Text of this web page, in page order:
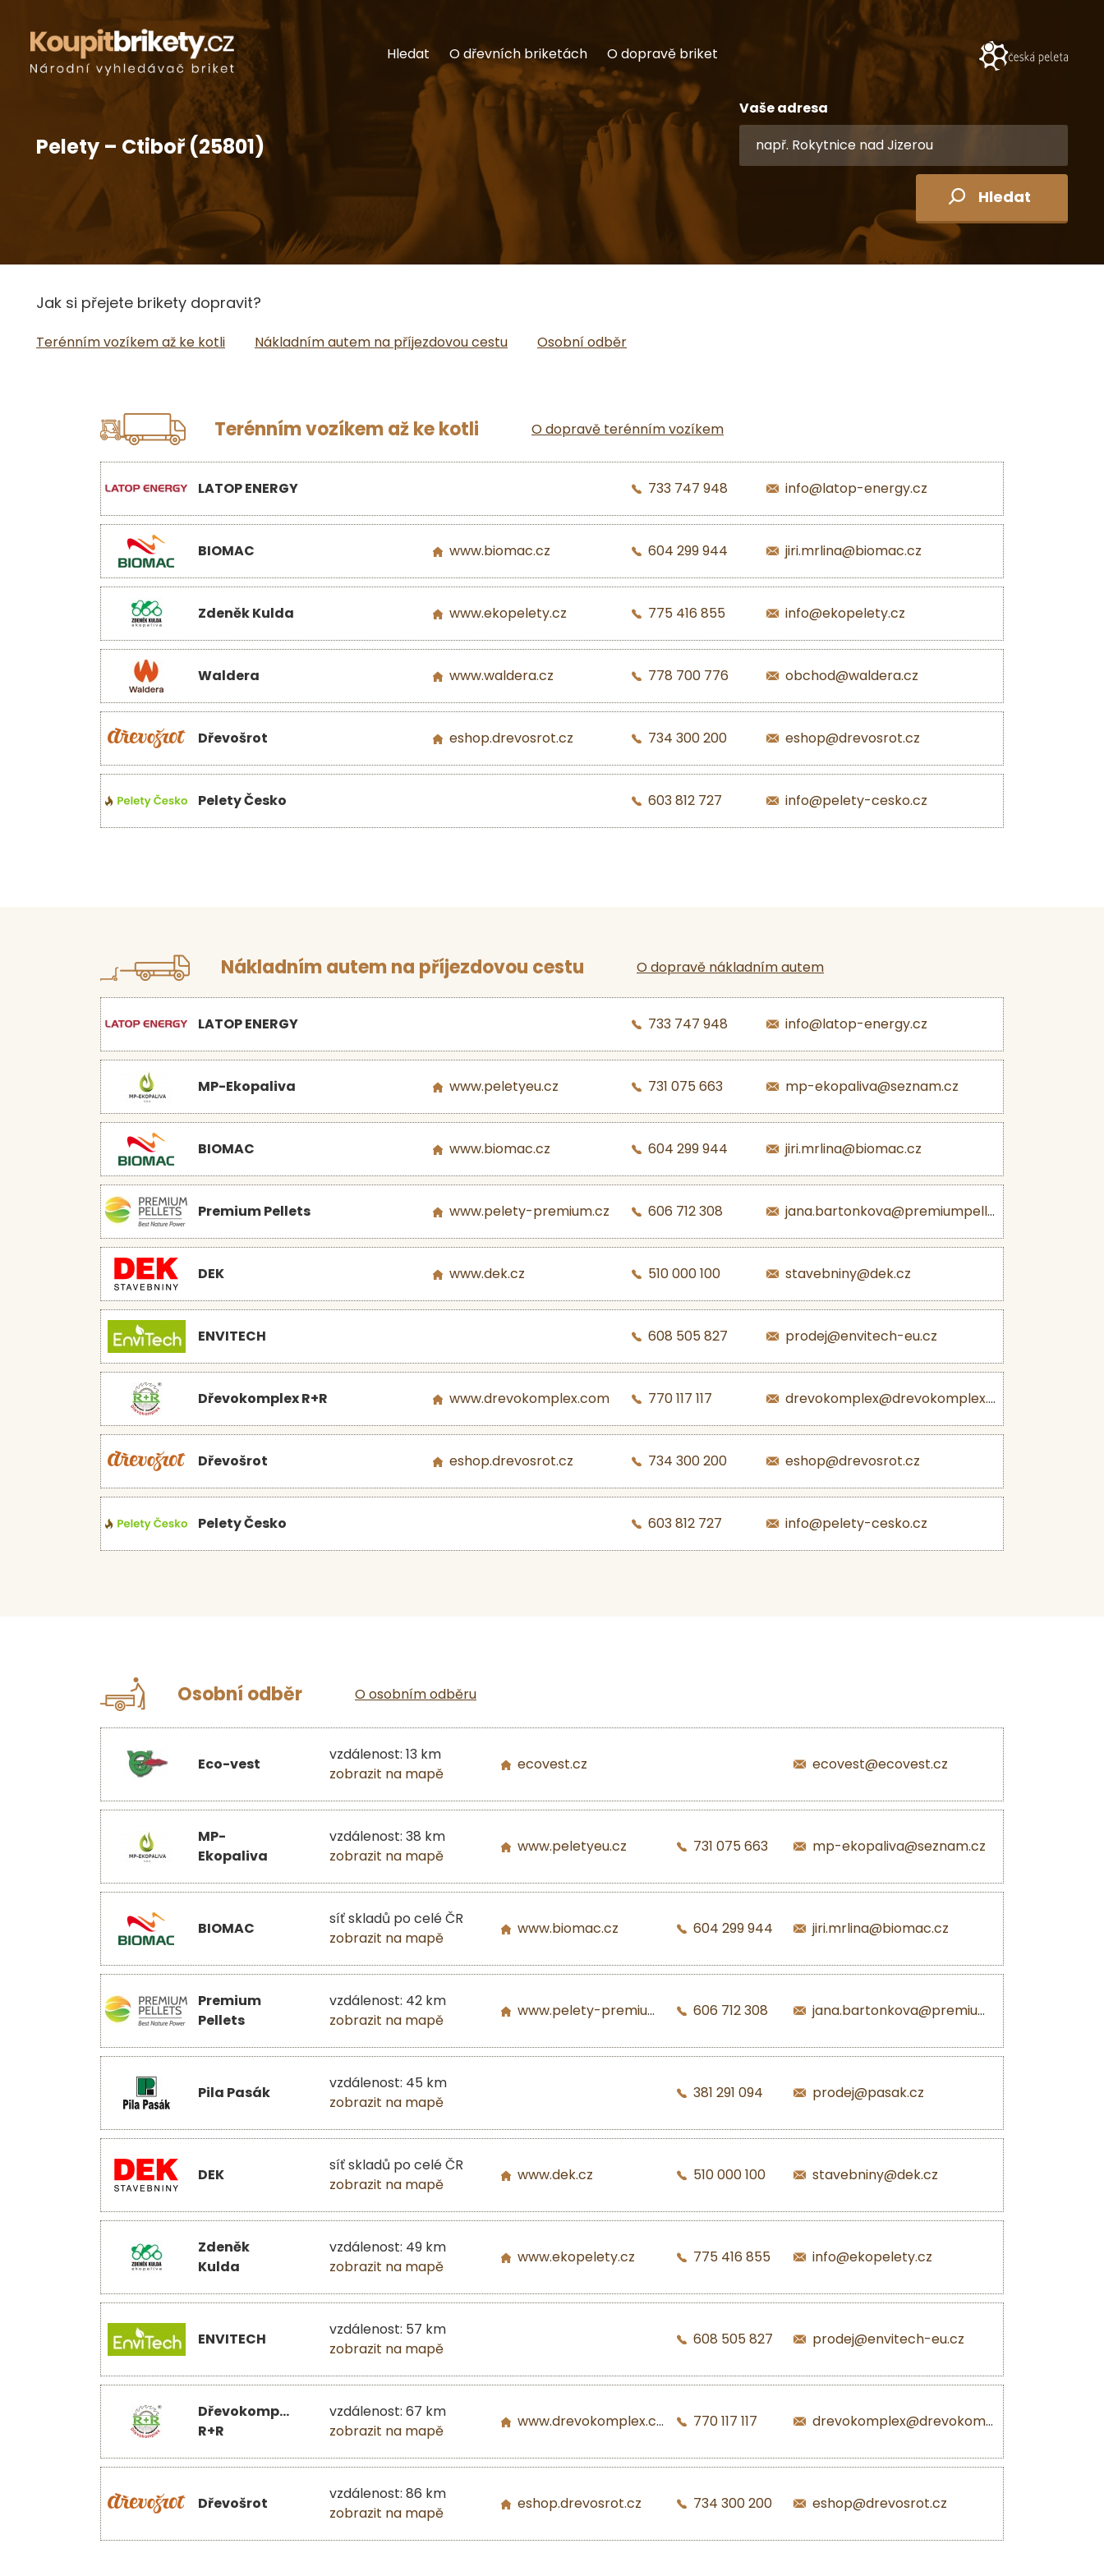
Hledat O dřevních briketách O dopravě briket
Pelety – Ctiboř (25801)
Vaše adresa
Hledat
Jak si přejete brikety dopravit?
Terénním vozíkem až ke kotli Nákladním autem na příjezdovou cestu Osobní odběr
Terénním vozíkem až ke kotli O dopravě terénním vozíkem
LATOP ENERGY 733 747 948 info@latop-energy.cz
BIOMAC www.biomac.cz 604 299 944 jiri.mrlina@biomac.cz
Zdeněk Kulda www.ekopelety.cz 775 416 855 info@ekopelety.cz
Waldera www.waldera.cz 778 700 776 obchod@waldera.cz
Dřevošrot eshop.drevosrot.cz 734 300 200 eshop@drevosrot.cz
Pelety Česko 603 812 727 info@pelety-cesko.cz
Nákladním autem na příjezdovou cestu O dopravě nákladním autem
LATOP ENERGY 733 747 948 info@latop-energy.cz
MP-Ekopaliva www.peletyeu.cz 731 075 663 mp-ekopaliva@seznam.cz
BIOMAC www.biomac.cz 604 299 944 jiri.mrlina@biomac.cz
Premium Pellets www.pelety-premium.cz 606 712 308 jana.bartonkova@premiumpellets.cz
DEK www.dek.cz 510 000 100 stavebniny@dek.cz
ENVITECH 608 505 827 prodej@envitech-eu.cz
Dřevokomplex R+R www.drevokomplex.com 770 117 117 drevokomplex@drevokomplex.com
Dřevošrot eshop.drevosrot.cz 734 300 200 eshop@drevosrot.cz
Pelety Česko 603 812 727 info@pelety-cesko.cz
Osobní odběr O osobním odběru
Eco-vest
vzdálenost: 13 km
zobrazit na mapě
ecovest.cz ecovest@ecovest.cz
MP-
Ekopaliva
vzdálenost: 38 km
zobrazit na mapě
www.peletyeu.cz 731 075 663 mp-ekopaliva@seznam.cz
BIOMAC
síť skladů po celé ČR
zobrazit na mapě
www.biomac.cz 604 299 944 jiri.mrlina@biomac.cz
Premium
Pellets
vzdálenost: 42 km
zobrazit na mapě
www.pelety-premium.cz 606 712 308 jana.bartonkova@premiumpellets.cz
Pila Pasák
vzdálenost: 45 km
zobrazit na mapě
381 291 094 prodej@pasak.cz
DEK
síť skladů po celé ČR
zobrazit na mapě
www.dek.cz 510 000 100 stavebniny@dek.cz
Zdeněk
Kulda
vzdálenost: 49 km
zobrazit na mapě
www.ekopelety.cz 775 416 855 info@ekopelety.cz
ENVITECH
vzdálenost: 57 km
zobrazit na mapě
608 505 827 prodej@envitech-eu.cz
Dřevokomplex
R+R
vzdálenost: 67 km
zobrazit na mapě
www.drevokomplex.com 770 117 117 drevokomplex@drevokomplex.com
Dřevošrot
vzdálenost: 86 km
zobrazit na mapě
eshop.drevosrot.cz 734 300 200 eshop@drevosrot.cz